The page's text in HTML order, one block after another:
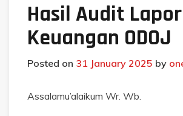
Hasil Audit
Keuangan ODOJ
Posted on 31 January 2025 by
Assalamu’alaikum Wr. Wb.